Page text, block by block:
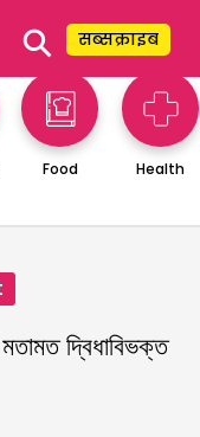
⚲ सब्सक्राइब
Food Health
দ্বিধাবিভক্ত